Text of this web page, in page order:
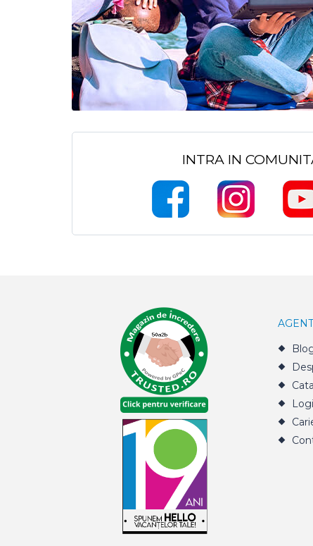
INTRA IN